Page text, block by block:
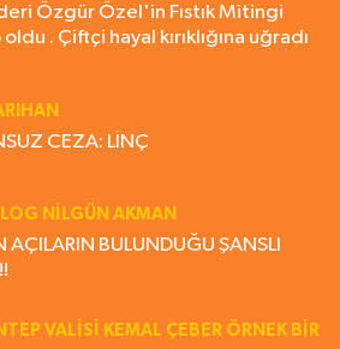
Özgür Özel'in Fıstık Mitingi
. Çiftçi hayal kırıklığına uğradı
CEZA: LİNÇ
NILGÜN AKMAN
AÇILARIN BULUNDUĞU ŞANSLI
VALISI KEMAL ÇEBER ÖRNEK BİR